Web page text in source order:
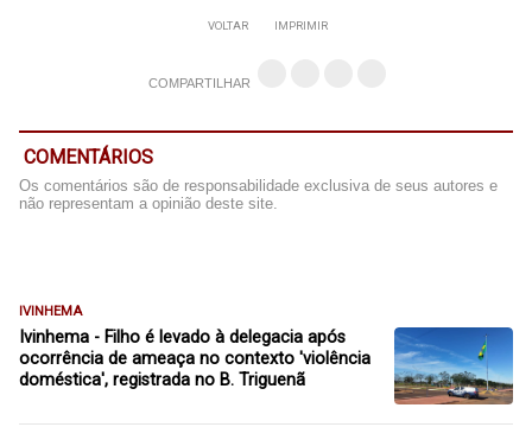
VOLTAR IMPRIMIR
COMPARTILHAR
COMENTÁRIOS
Os comentários são de responsabilidade exclusiva de seus autores e
não representam a opinião deste site.
IVINHEMA
Ivinhema - Filho é levado à delegacia após
ocorrência de ameaça no contexto 'violência
doméstica', registrada no B. Triguenã